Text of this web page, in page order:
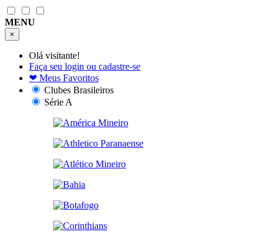
MENU
×
Olá visitante!
Faça seu login ou cadastre-se
❤ Meus Favoritos
Clubes Brasileiros
Série A